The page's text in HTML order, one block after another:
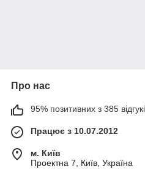
Про нас
95% позитивних з 385
Працює з 10.07.2012
м. Київ
Проектна 7, Київ, Україна